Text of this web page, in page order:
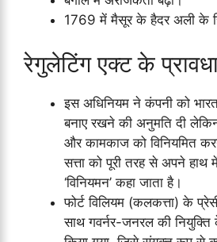
1769 में मैसूर के हैदर अली के
रेगुलेटिंग एक्ट के
इस अधिनियम ने कंपनी को भारत
बनाए रखने की अनुमति दी
और कामकाज को विनियमित
सत्ता को पूरी तरह से अपने हाथ
‘विनियमन’ कहा जाता है।
फोर्ट विलियम (कलकत्ता) के
साथ गवर्नर-जनरल की नियुक्ति